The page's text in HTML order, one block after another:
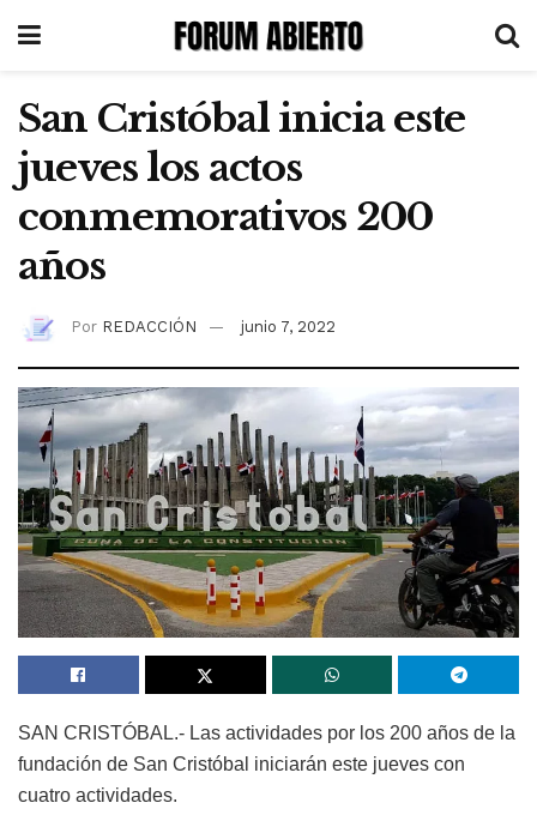
San Cristóbal inicia este
jueves los actos
conmemorativos 200
años
Por REDACCIÓN junio 7, 2022
SAN CRISTÓBAL.- Las actividades por los 200 años de la
fundación de San Cristóbal iniciarán este jueves con
cuatro actividades.